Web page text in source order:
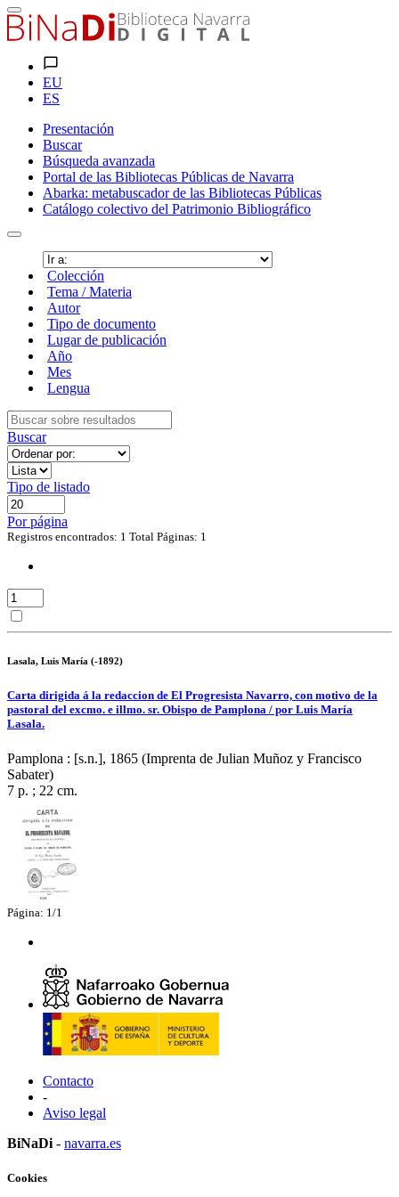
EU
ES
Presentación
Buscar
Búsqueda avanzada
Portal de las Bibliotecas Públicas de Navarra
Abarka: metabuscador de las Bibliotecas Públicas
Catálogo colectivo del Patrimonio Bibliográfico
Colección
Tema / Materia
Autor
Tipo de documento
Lugar de publicación
Año
Mes
Lengua
Buscar
Tipo de listado
Por página
Registros encontrados: 1 Total Páginas: 1
Lasala, Luis María (-1892)
Carta dirigida á la redaccion de El Progresista Navarro, con motivo de la
pastoral del excmo. e illmo. sr. Obispo de Pamplona / por Luis María
Lasala.
Pamplona : [s.n.], 1865 (Imprenta de Julian Muñoz y Francisco
Sabater)
7 p. ; 22 cm.
Página: 1/1
Contacto
-
Aviso legal
BiNaDi - navarra.es
Cookies